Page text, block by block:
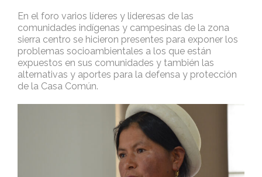
En el foro varios líderes y lideresas de las
comunidades indígenas y campesinas de la zona
sierra centro se hicieron presentes para exponer los
problemas socioambientales a los que están
expuestos en sus comunidades y también las
alternativas y aportes para la defensa y protección
de la Casa Común.